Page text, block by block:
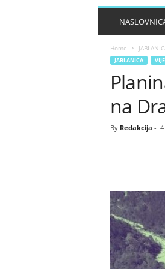
Home
JABLANICA
na
By Redakcija -